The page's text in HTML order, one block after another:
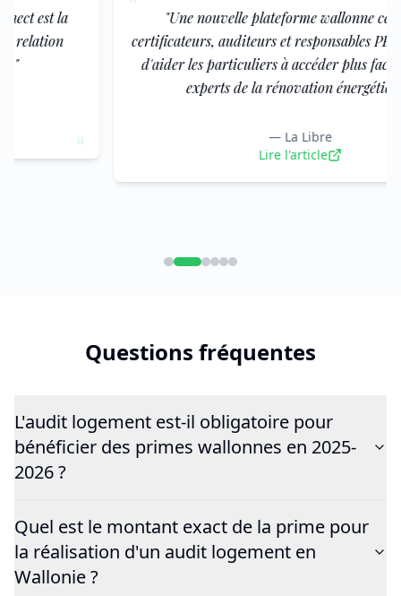
" Une nouvelle plateforme wallonne centralise
certificateurs, auditeurs et responsables PEB agréés afin
d'aider les particuliers à accéder plus facilement aux
experts de la rénovation énergétique."
Questions fréquentes
L'audit logement est-il obligatoire pour
bénéficier des primes wallonnes en 2025-
2026 ?
Quel est le montant exact de la prime pour
la réalisation d'un audit logement en
Wallonie ?